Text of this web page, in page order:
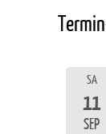
SA
11
SEP